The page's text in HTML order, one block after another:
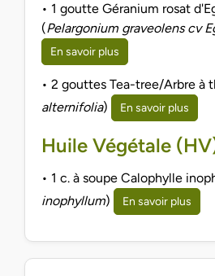
• 1 goutte Géranium rosat
(Pelargonium graveolens cv
En savoir plus
• 2 gouttes Tea-tree/Arbre à
alternifolia) En savoir plus
Huile Végétale
• 1 c. à soupe Calophylle
inophyllum) En savoir plus